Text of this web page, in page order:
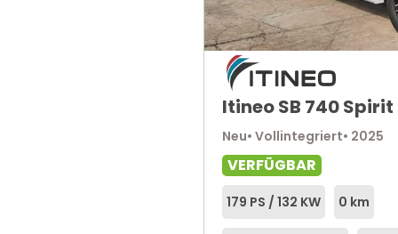
Itineo SB 740 Spirit
Neu• Vollintegriert• 2025
VERFÜGBAR
179 PS / 132 KW 0 km